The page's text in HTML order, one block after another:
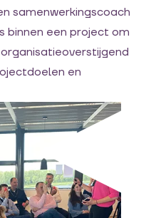
samenwerkingscoach
binnen een project om
en